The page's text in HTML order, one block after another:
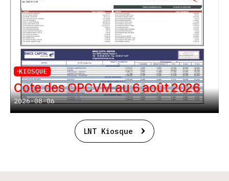
KIOSQUE
Cote des OPCVM au 6 août 2026
2026-08-06
LNT Kiosque